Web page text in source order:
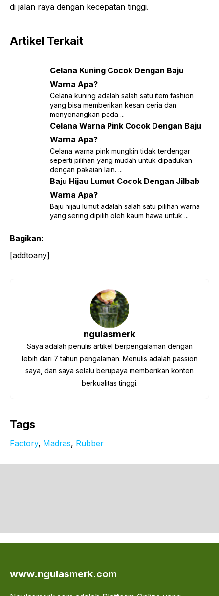
di jalan raya dengan kecepatan tinggi.
Artikel Terkait
Celana Kuning Cocok Dengan Baju
Warna Apa?
Celana kuning adalah salah satu item fashion
yang bisa memberikan kesan ceria dan
menyenangkan pada ...
Celana Warna Pink Cocok Dengan Baju
Warna Apa?
Celana warna pink mungkin tidak terdengar
seperti pilihan yang mudah untuk dipadukan
dengan pakaian lain. ...
Baju Hijau Lumut Cocok Dengan Jilbab
Warna Apa?
Baju hijau lumut adalah salah satu pilihan warna
yang sering dipilih oleh kaum hawa untuk ...
Bagikan:
[addtoany]
ngulasmerk
Saya adalah penulis artikel berpengalaman dengan
lebih dari 7 tahun pengalaman. Menulis adalah passion
saya, dan saya selalu berupaya memberikan konten
berkualitas tinggi.
Tags
Factory, Madras, Rubber
www.ngulasmerk.com